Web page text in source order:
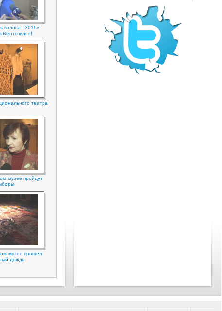
голоса - 2011»
Вентспилсе!
театра
музее пройдут
музее прошел
дождь